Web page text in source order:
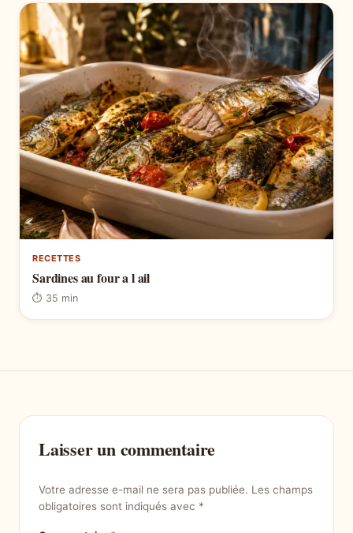
RECETTES
Sardines au four a l ail
⏱ 35 min
Laisser un commentaire
Votre adresse e-mail ne sera pas publiée. Les champs
obligatoires sont indiqués avec *